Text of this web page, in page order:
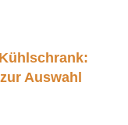
Auswahl